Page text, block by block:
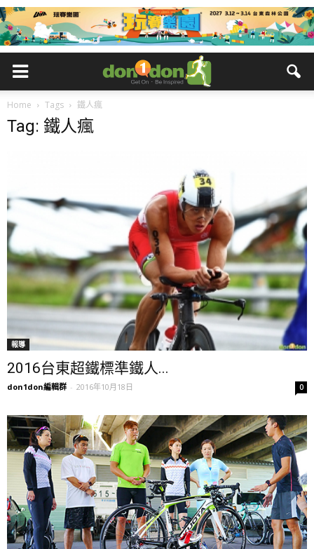
Home Tags 鐵人瘋
Tag: 鐵人瘋
報導
2016台東超鐵標準鐵人...
don1don編輯群 - 2016年10月18日 0